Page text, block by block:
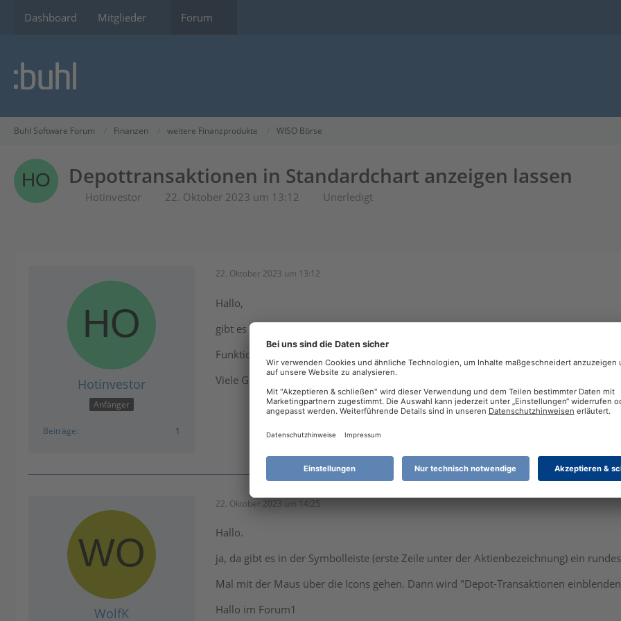
Dashboard Mitglieder Forum
Buhl Software Forum Finanzen weitere Finanzprodukte WISO Börse
Depottransaktionen in Standardchart anzeigen lassen
Hotinvestor 22. Oktober 2023 um 13:12 Unerledigt
Hotinvestor
Anfänger
Beiträge 1
22. Oktober 2023 um 13:12
Hallo,
gibt es eine Möglichkeit die abgeschlossenen Depottransaktionen im Standardchart
Funktioniert bei mir nur im Depotcharting.
Viele Grüße
WolfK
22. Oktober 2023 um 14:25
Hallo.
ja, da gibt es in der Symbolleiste (erste Zeile unter der Aktienbezeichnung) ein
Mal mit der Maus über die Icons gehen. Dann wird "Depot-Transaktionen
Hallo im Forum1